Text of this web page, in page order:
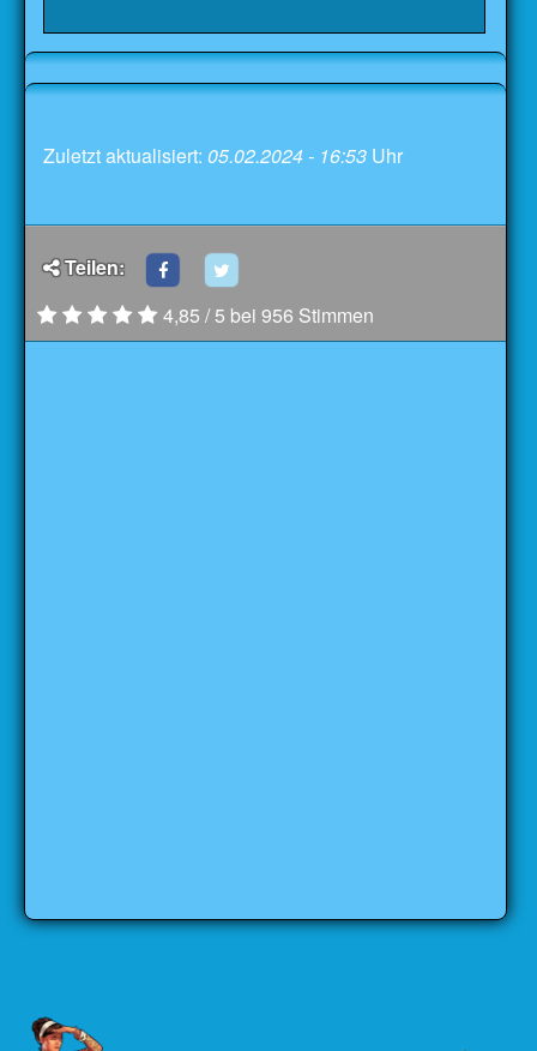
Zuletzt aktualisiert: 05.02.2024 - 16:53 Uhr
Teilen:
4,85 / 5 bei 956 Stimmen